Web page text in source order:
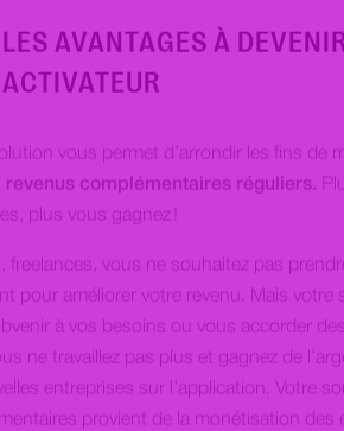
LES AVANTAGES À
ACTIVATEUR
vous permet d’arrondir les fins de
revenus complémentaires réguliers.
plus vous gagnez !
freelances, vous ne souhaitez pas
pour améliorer votre revenu. Mais votre
à vos besoins ou vous accorder
ne travaillez pas plus et gagnez de
entreprises sur l’application. Votre
provient de la monétisation des